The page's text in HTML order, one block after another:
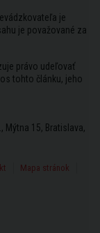
je
je považované za
právo udeľovať
tohto článku, jeho
Mýtna 15, Bratislava,
Mapa stránok